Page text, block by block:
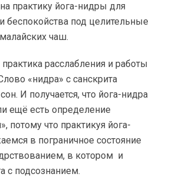
практику йога-нидры для
и беспокойства под целительные
чаш.
расслабления и работы
«нидра» с санскрита
И получается, что йога-нидра
ещё есть определение
потому что практикуя йога-
в пограничное состояние
в котором и
с подсознанием.